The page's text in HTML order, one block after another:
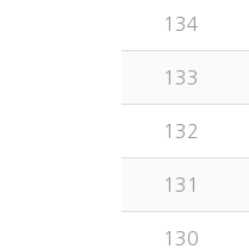
134
133
132
131
130